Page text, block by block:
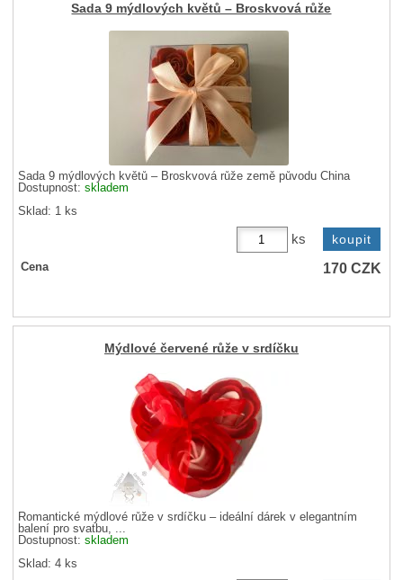
Sada 9 mýdlových květů – Broskvová růže
Sada 9 mýdlových květů – Broskvová růže země původu China
Dostupnost:skladem
Sklad: 1 ks
ks
Cena 170CZK
Mýdlové červené růže v srdíčku
Romantické mýdlové růže v srdíčku – ideální dárek v elegantním
balení pro svatbu, ...
Dostupnost:skladem
Sklad: 4 ks